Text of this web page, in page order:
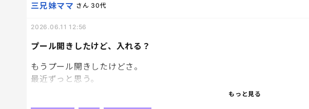
プール開きしたけど、入れる？
三兄妹ママ さん 30代
2026.06.11 12:56
もうプール開きしたけどさ。
最近ずっと思う。
もっと見る